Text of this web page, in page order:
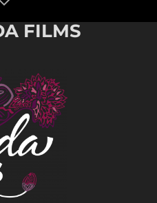
FILMS